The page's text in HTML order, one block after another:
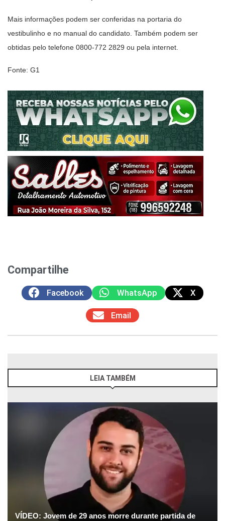
Mais informações podem ser conferidas na portaria do
vestibulinho e no manual do candidato. Também podem ser
obtidas pelo telefone 0800-772 2829 ou pela internet.
Fonte: G1
Compartilhe
Facebook WhatsApp X
Email
LEIA TAMBÉM
VÍDEO: Jovem de 29 anos morre durante partida de